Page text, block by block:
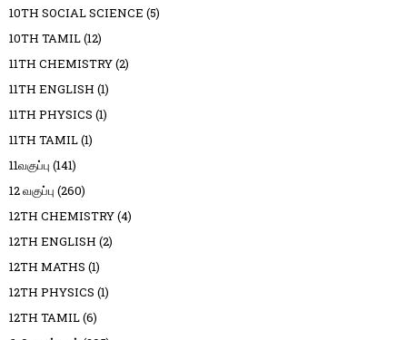
10TH SOCIAL SCIENCE (5)
10TH TAMIL(12)
11TH CHEMISTRY(2)
11TH ENGLISH (1)
11TH PHYSICS (1)
11TH TAMIL(1)
11வகுப்பு (141)
12 வகுப்பு (260)
12TH CHEMISTRY(4)
12TH ENGLISH (2)
12TH MATHS (1)
12TH PHYSICS (1)
12TH TAMIL(6)